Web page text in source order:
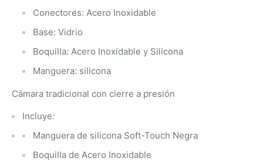
Conectores: Acero Inoxidable
Base: Vidrio
Boquilla: Acero Inoxidable y Silicona
Manguera: silicona
Cámara tradicional con cierre a presión
Incluye:
Manguera de silicona Soft-Touch Negra
Boquilla de Acero Inoxidable